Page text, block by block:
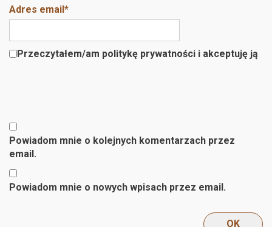
Adres email*
Przeczytałem/am politykę prywatności i akceptuję ją
Powiadom mnie o kolejnych komentarzach przez
email.
Powiadom mnie o nowych wpisach przez email.